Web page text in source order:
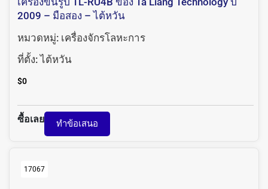
2009 – มือสอง – ไต้หวัน
หมวดหมู่: เครื่องจักรโลหะการ
ที่ตั้ง:ไต้หวัน
$0
ซื้อเลย ทำข้อเสนอ
17067